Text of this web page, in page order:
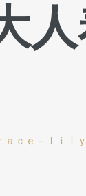
人
ａｃｅ－ｌｉｌｙ